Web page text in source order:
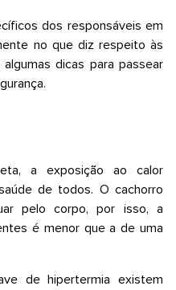
dos responsáveis em
no que diz respeito às
dicas para passear
a exposição ao calor
de todos. O cachorro
pelo corpo, por isso, a
é menor que a de uma
de hipertermia existem